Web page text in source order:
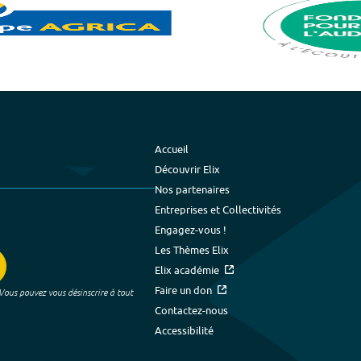
pouvez vous désinscrire à tout
Accueil
Découvrir Elix
Nos partenaires
Entreprises et Collectivités
Engagez-vous !
Les Thèmes Elix
Elix académie
Faire un don
Contactez-nous
Accessibilité